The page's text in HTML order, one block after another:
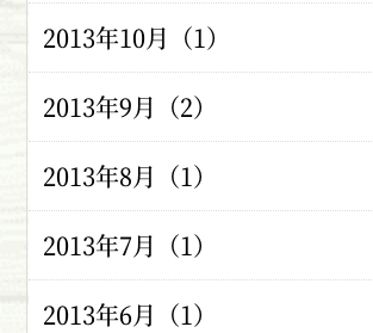
2013年10月（1）
2013年9月（2）
2013年8月（1）
2013年7月（1）
2013年6月（1）